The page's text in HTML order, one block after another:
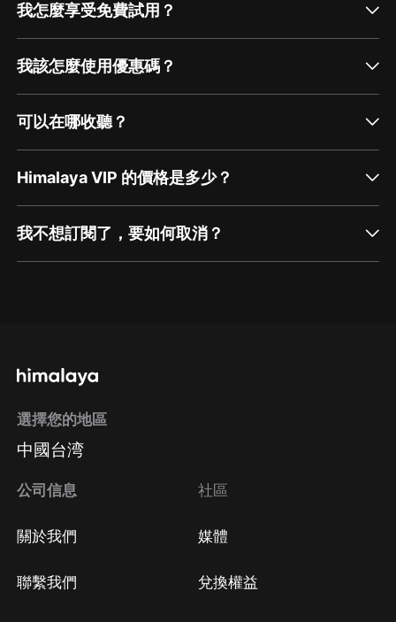
我怎麼享受免費試用？
我該怎麼使用優惠碼？
可以在哪收聽？
Himalaya VIP 的價格是多少？
我不想訂閱了，要如何取消？
方法 Google Play取消訂閱方法
選擇您的地區
中國台湾
公司信息
關於我們
聯繫我們
社區
媒體
兌換權益